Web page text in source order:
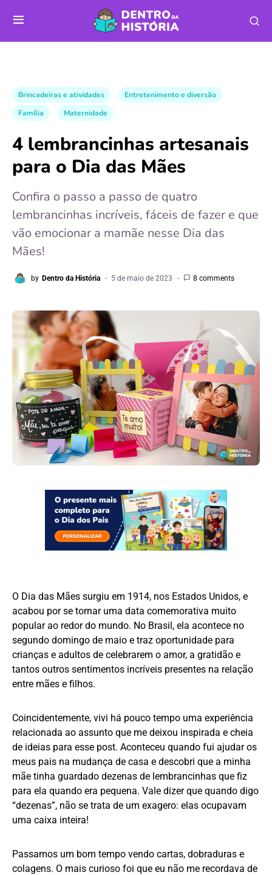
Brincadeiras e atividades
Entretenimento e diversão
Família
Maternidade
4 lembrancinhas artesanais
para o Dia das Mães
Confira o passo a passo de quatro
lembrancinhas incríveis, fáceis de fazer e que
vão emocionar a mamãe nesse Dia das
Mães!
by Dentro da História 5 de maio de 2023 8 comments
O Dia das Mães surgiu em 1914, nos Estados Unidos, e
acabou por se tornar uma data comemorativa muito
popular ao redor do mundo. No Brasil, ela acontece no
segundo domingo de maio e traz oportunidade para
crianças e adultos de celebrarem o amor, a gratidão e
tantos outros sentimentos incríveis presentes na relação
entre mães e filhos.
Coincidentemente, vivi há pouco tempo uma experiência
relacionada ao assunto que me deixou inspirada e cheia
de ideias para esse post. Aconteceu quando fui ajudar os
meus pais na mudança de casa e descobri que a minha
mãe tinha guardado dezenas de lembrancinhas que fiz
para ela quando era pequena. Vale dizer que quando digo
“dezenas”, não se trata de um exagero: elas ocupavam
uma caixa inteira!
Passamos um bom tempo vendo cartas, dobraduras e
colagens. O mais curioso foi que eu não me recordava de